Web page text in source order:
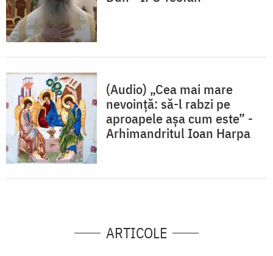
(Audio) „Cea mai mare
nevoință: să-l rabzi pe
aproapele așa cum este” -
Arhimandritul Ioan Harpa
ARTICOLE